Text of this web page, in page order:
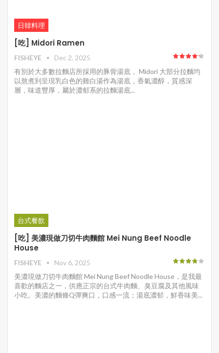
日韓料理
[吃] Midori Ramen
FISHEYE
Dec 2, 2025
有別於大多數拉麵店所採用的豚骨湯底， Midori 大部分拉麵均
以熬煮到呈現乳白色的雞白湯作為湯底，香氣濃醇，質感深
層，味道豐厚，屬於濃郁系的拉麵湯底...
台式餐飲
[吃] 美濃現做刀切牛肉麵館 Mei Nung Beef Noodle
House
FISHEYE
Nov 6, 2025
美濃現做刀切牛肉麵館 Mei Nung Beef Noodle House，是我最
喜歡的麵店之一，供應正宗的台式牛肉麵、臭豆腐及其他風味
小吃。美濃的麵條Q彈爽口，口感一流；湯底濃郁，鮮香味美...